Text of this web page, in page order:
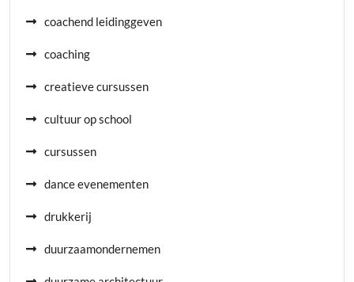
coachend leidinggeven
coaching
creatieve cursussen
cultuur op school
cursussen
dance evenementen
drukkerij
duurzaamondernemen